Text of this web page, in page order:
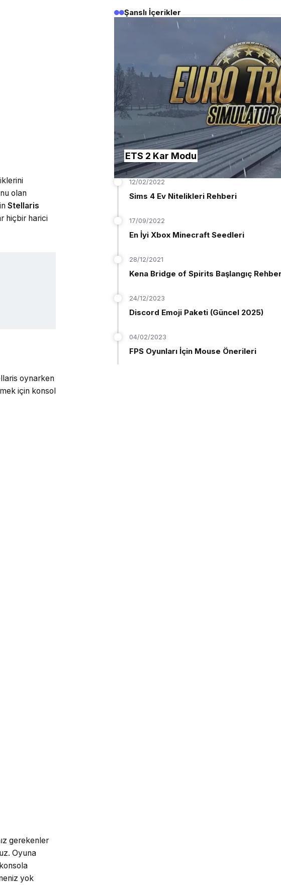
olan
Stellaris
hiçbir harici
oynarken
için konsol
gerekenler
Oyuna
yok
Şanslı İçerikler
ETS 2 Kar Modu
Sims 4 Süper Sim Nasıl
Oluşturulur?
12/02/2022
Sims 4 Ev Nitelikleri Rehberi
17/09/2022
En İyi Xbox Minecraft Seedleri
28/12/2021
Kena Bridge of Spirits Başlangıç
24/12/2023
Discord Emoji Paketi (Güncel 2025)
04/02/2023
FPS Oyunları İçin Mouse Önerileri